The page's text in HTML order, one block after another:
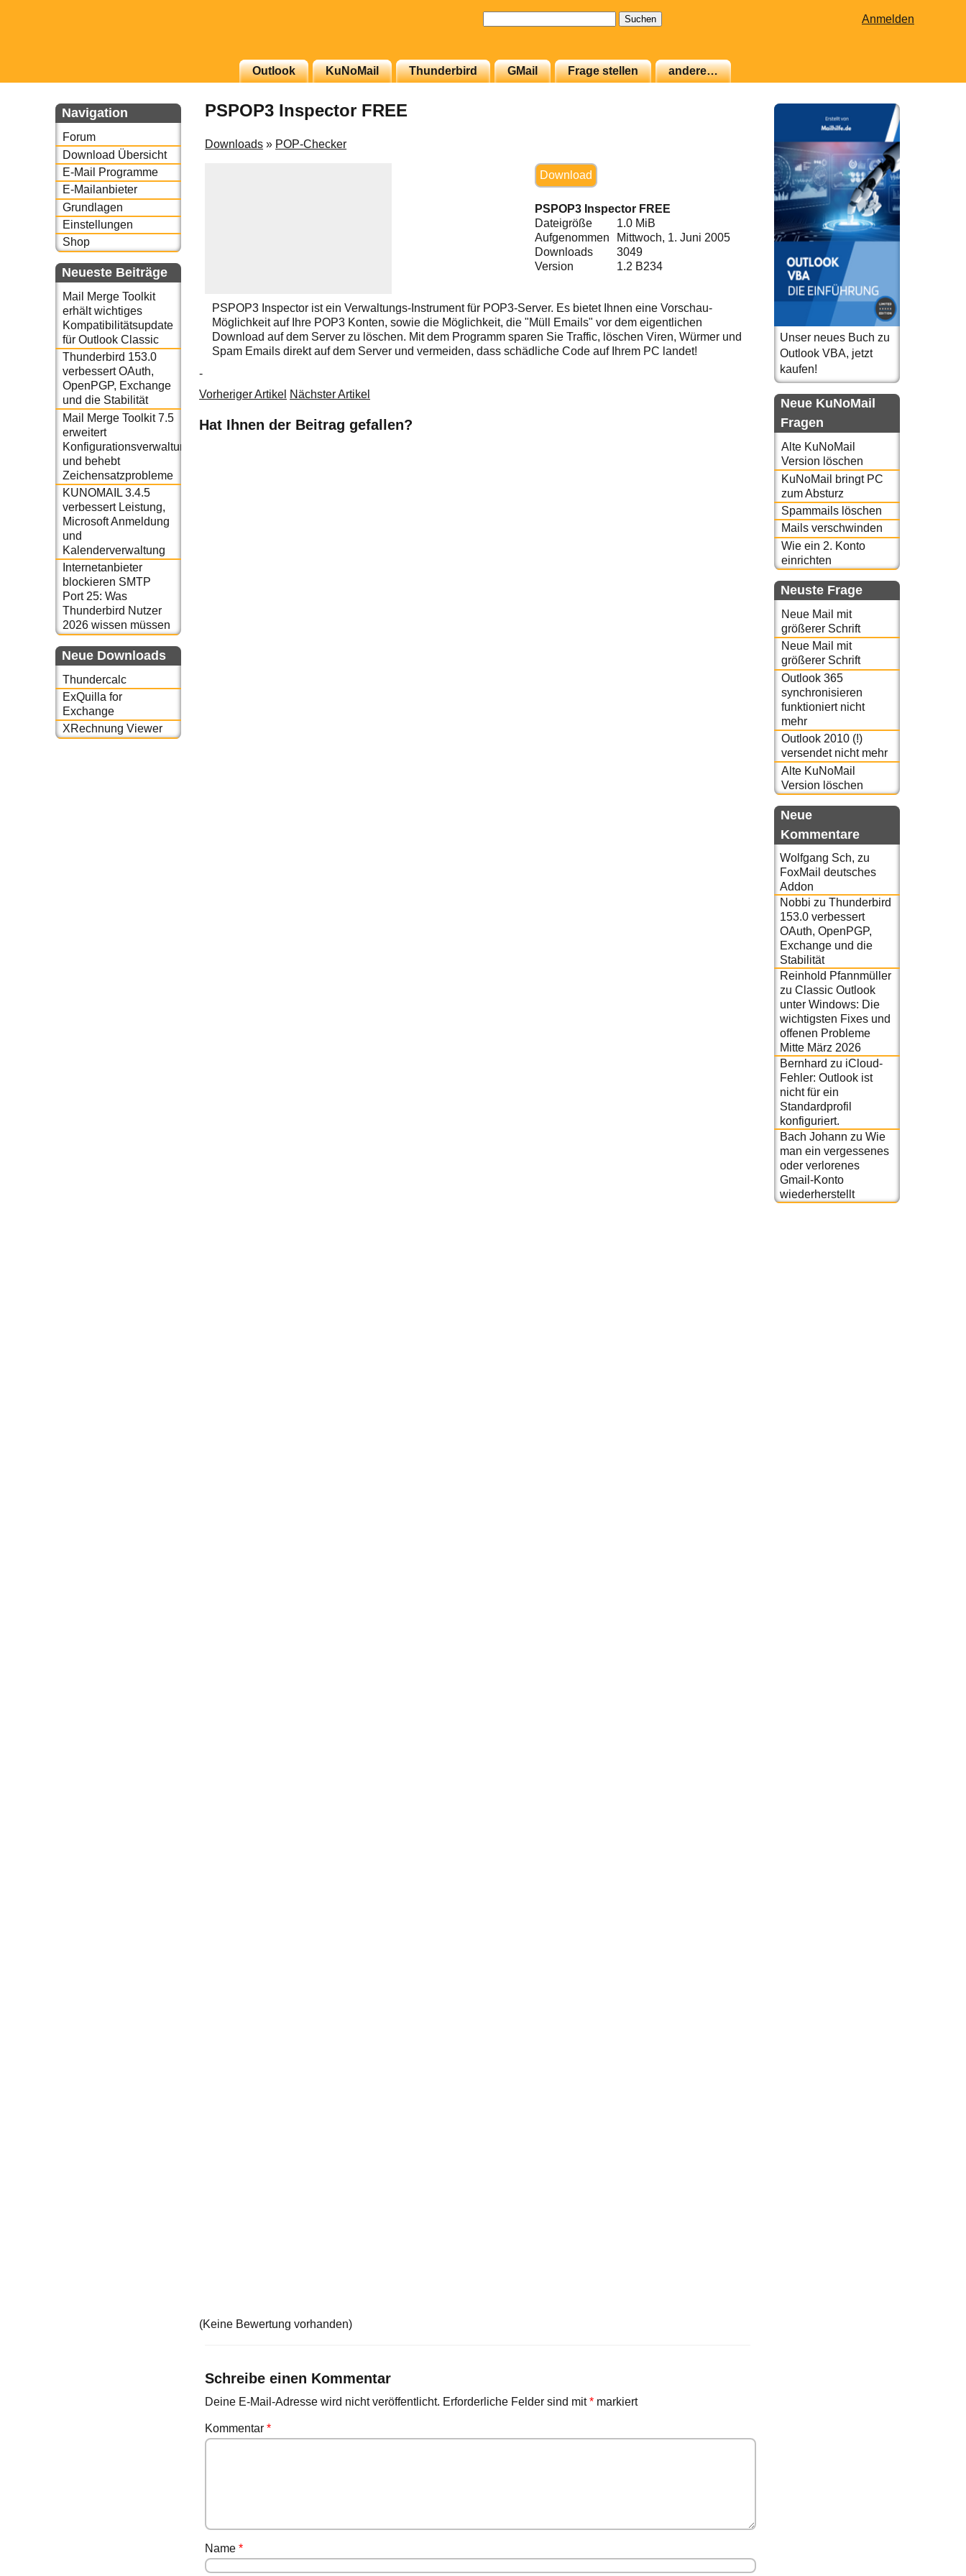
Anmelden
Outlook KuNoMail Thunderbird GMail Frage stellen andere…
Navigation
Forum
Download Übersicht
E-Mail Programme
E-Mailanbieter
Grundlagen
Einstellungen
Shop
Neueste Beiträge
Mail Merge Toolkit
erhält wichtiges
Kompatibilitätsupdate
für Outlook Classic
Thunderbird 153.0
verbessert OAuth,
OpenPGP, Exchange
und die Stabilität
Mail Merge Toolkit 7.5
erweitert
Konfigurationsverwaltung
und behebt
Zeichensatzprobleme
KUNOMAIL 3.4.5
verbessert Leistung,
Microsoft Anmeldung
und
Kalenderverwaltung
Internetanbieter
blockieren SMTP
Port 25: Was
Thunderbird Nutzer
2026 wissen müssen
Neue Downloads
Thundercalc
ExQuilla for
Exchange
XRechnung Viewer
PSPOP3 Inspector FREE
Downloads » POP-Checker
Download
PSPOP3 Inspector FREE
Dateigröße
1.0 MiB
Aufgenommen
Mittwoch, 1. Juni 2005
Downloads
3049
Version
1.2 B234
PSPOP3 Inspector ist ein Verwaltungs-Instrument für POP3-Server. Es bietet Ihnen eine Vorschau-
Möglichkeit auf Ihre POP3 Konten, sowie die Möglichkeit, die "Müll Emails" vor dem eigentlichen
Download auf dem Server zu löschen. Mit dem Programm sparen Sie Traffic, löschen Viren, Würmer und
Spam Emails direkt auf dem Server und vermeiden, dass schädliche Code auf Ihrem PC landet!
-
Vorheriger Artikel Nächster Artikel
Hat Ihnen der Beitrag gefallen?
(Keine Bewertung vorhanden)
Schreibe einen Kommentar
Deine E-Mail-Adresse wird nicht veröffentlicht. Erforderliche Felder sind mit* markiert
Kommentar*
Name*
Unser neues Buch zu
Outlook VBA, jetzt
kaufen!
Neue KuNoMail
Fragen
Alte KuNoMail
Version löschen
KuNoMail bringt PC
zum Absturz
Spammails löschen
Mails verschwinden
Wie ein 2. Konto
einrichten
Neuste Frage
Neue Mail mit
größerer Schrift
Neue Mail mit
größerer Schrift
Outlook 365
synchronisieren
funktioniert nicht
mehr
Outlook 2010 (!)
versendet nicht mehr
Alte KuNoMail
Version löschen
Neue
Kommentare
Wolfgang Sch, zu
FoxMail deutsches
Addon
Nobbi zu Thunderbird
153.0 verbessert
OAuth, OpenPGP,
Exchange und die
Stabilität
Reinhold Pfannmüller
zu Classic Outlook
unter Windows: Die
wichtigsten Fixes und
offenen Probleme
Mitte März 2026
Bernhard zu iCloud-
Fehler: Outlook ist
nicht für ein
Standardprofil
konfiguriert.
Bach Johann zu Wie
man ein vergessenes
oder verlorenes
Gmail-Konto
wiederherstellt
oder auch